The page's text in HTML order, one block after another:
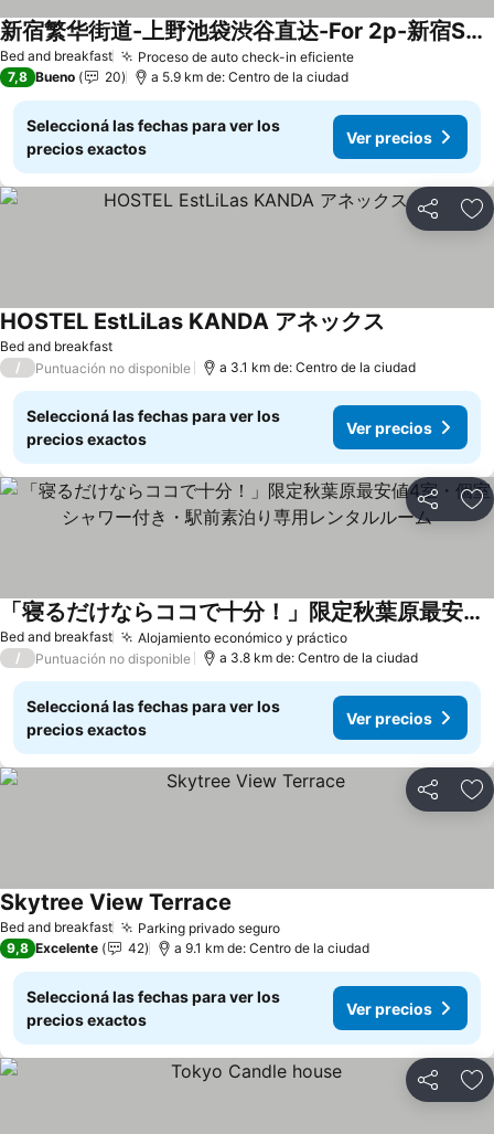
Bed and breakfast Proceso de auto check-in eficiente
新宿繁华街道-上野池袋渋谷直达-For 2p-新宿Shinjuku徒步10分
7,8 Bueno 20 a 5.9 km de: Centro de la ciudad
Seleccioná las fechas para ver los
precios exactos
Ver precios
Compartir
Bed and breakfast
HOSTEL EstLiLas KANDA アネックス
/ Puntuación no disponible a 3.1 km de: Centro de la ciudad
Seleccioná las fechas para ver los
precios exactos
Ver precios
Compartir
Bed and breakfast Alojamiento económico y práctico
「寝るだけならココで十分！」限定秋葉原最安値4室・個室シャワー付き・駅前素泊り専用レンタルルーム
/ Puntuación no disponible a 3.8 km de: Centro de la ciudad
Seleccioná las fechas para ver los
precios exactos
Ver precios
Compartir
Bed and breakfast Parking privado seguro
Skytree View Terrace
9,8 Excelente 42 a 9.1 km de: Centro de la ciudad
Seleccioná las fechas para ver los
precios exactos
Ver precios
Compartir